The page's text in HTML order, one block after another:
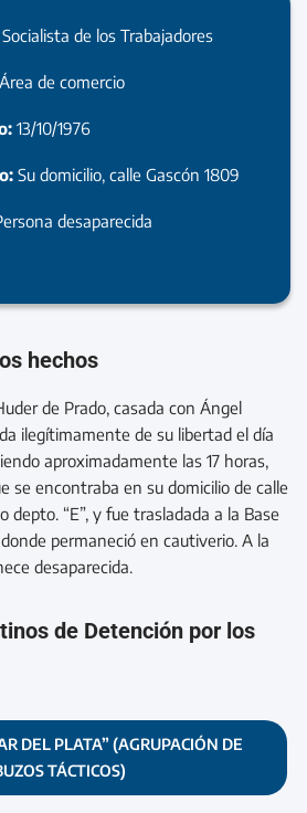
de los Trabajadores
Área de comercio
13/10/1976
Su domicilio, calle Gascón 1809
desaparecida
hechos
de Prado, casada con Ángel
ilegítimamente de su libertad el día
aproximadamente las 17 horas,
se encontraba en su domicilio de calle
depto. “E”, y fue trasladada a la Base
permaneció en cautiverio. A la
desaparecida.
de Detención por los
DEL PLATA” (AGRUPACIÓN DE
TÁCTICOS)